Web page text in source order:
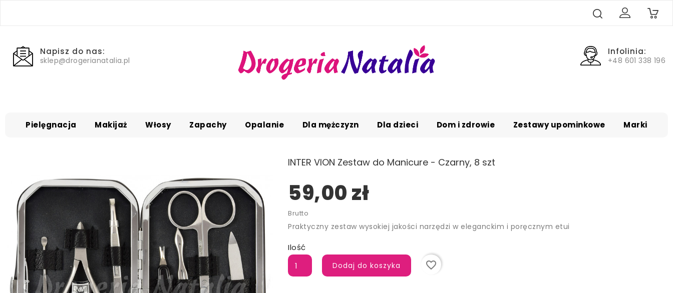
0
Infolinia:
+48 601 338 196
Napisz do nas:
sklep@drogerianatalia.pl
Pielęgnacja Makijaż Włosy Zapachy Opalanie Dla mężczyzn Dla dzieci Dom i zdrowie Zestawy upominkowe Marki
INTER VION Zestaw do Manicure - Czarny, 8 szt
59,00 zł
Brutto
Praktyczny zestaw wysokiej jakości narzędzi w eleganckim i poręcznym etui
Ilość
Dodaj do koszyka favorite_border